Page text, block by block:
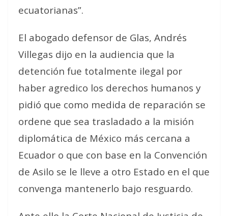
ecuatorianas”.
El abogado defensor de Glas, Andrés
Villegas dijo en la audiencia que la
detención fue totalmente ilegal por
haber agredico los derechos humanos y
pidió que como medida de reparación se
ordene que sea trasladado a la misión
diplomática de México más cercana a
Ecuador o que con base en la Convención
de Asilo se le lleve a otro Estado en el que
convenga mantenerlo bajo resguardo.